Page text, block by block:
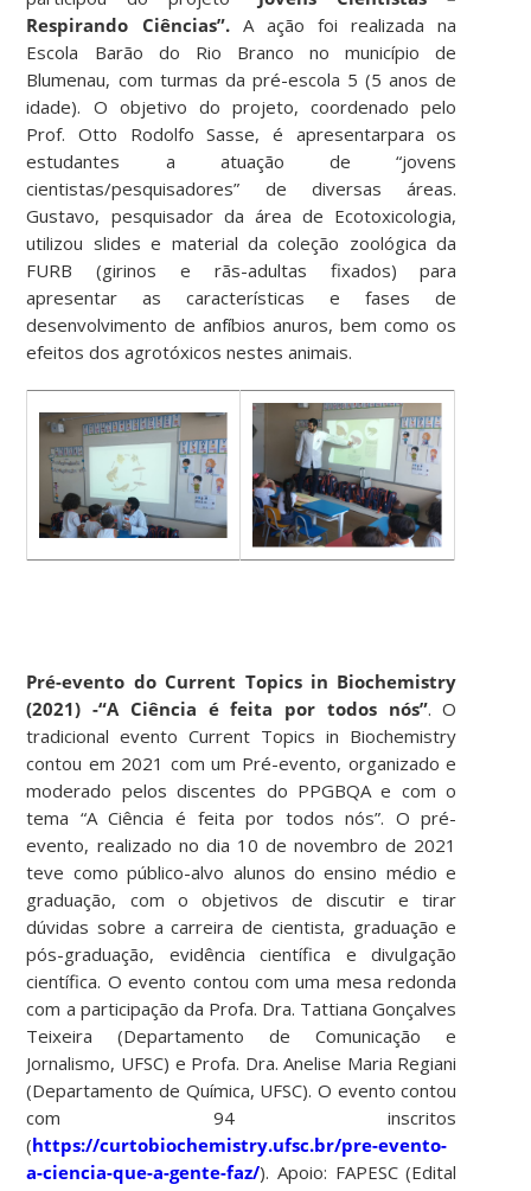
Respirando Ciências”. A ação foi realizada na
Escola Barão do Rio Branco no município de
Blumenau, com turmas da pré-escola 5 (5 anos de
idade). O objetivo do projeto, coordenado pelo
Prof. Otto Rodolfo Sasse, é apresentarpara os
estudantes a atuação de “jovens
cientistas/pesquisadores” de diversas áreas.
Gustavo, pesquisador da área de Ecotoxicologia,
utilizou slides e material da coleção zoológica da
FURB (girinos e rãs-adultas fixados) para
apresentar as características e fases de
desenvolvimento de anfíbios anuros, bem como os
efeitos dos agrotóxicos nestes animais.
Pré-evento do Current Topics in Biochemistry
(2021) -“A Ciência é feita por todos nós”. O
tradicional evento Current Topics in Biochemistry
contou em 2021 com um Pré-evento, organizado e
moderado pelos discentes do PPGBQA e com o
tema “A Ciência é feita por todos nós”. O pré-
evento, realizado no dia 10 de novembro de 2021
teve como público-alvo alunos do ensino médio e
graduação, com o objetivos de discutir e tirar
dúvidas sobre a carreira de cientista, graduação e
pós-graduação, evidência científica e divulgação
científica. O evento contou com uma mesa redonda
com a participação da Profa. Dra. Tattiana Gonçalves
Teixeira (Departamento de Comunicação e
Jornalismo, UFSC) e Profa. Dra. Anelise Maria Regiani
(Departamento de Química, UFSC). O evento contou
com 94 inscritos
(https://curtobiochemistry.ufsc.br/pre-evento-
a-ciencia-que-a-gente-faz/). Apoio: FAPESC (Edital